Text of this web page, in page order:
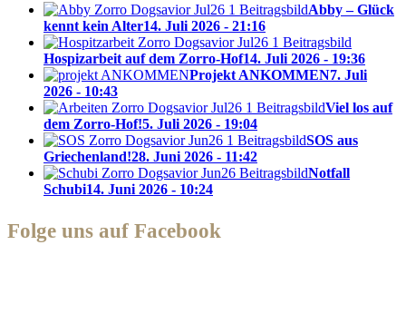
Abby – Glück
kennt kein Alter14. Juli 2026 - 21:16
Hospizarbeit auf dem Zorro-Hof14. Juli 2026 - 19:36
Projekt ANKOMMEN7. Juli
2026 - 10:43
Viel los auf
dem Zorro-Hof!5. Juli 2026 - 19:04
SOS aus
Griechenland!28. Juni 2026 - 11:42
Notfall
Schubi14. Juni 2026 - 10:24
Folge uns auf Facebook